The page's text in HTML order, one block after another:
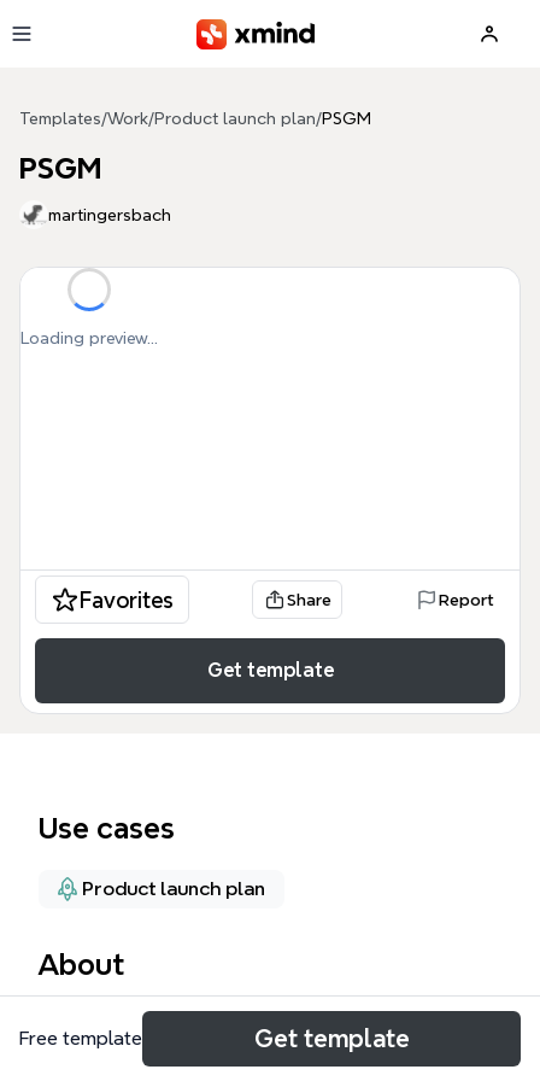
Templates/Work/Product launch plan/PSGM
PSGM
martingersbach
Loading preview...
Favorites Share Report
Get template
Use cases
Product launch plan
About
Le modèle PSGM (Product Stage & Group
Management) est un outil structuré en trois releases
Free template Get template